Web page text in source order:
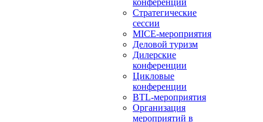
конференций
Стратегические
сессии
MICE-мероприятия
Деловой туризм
Дилерские
конференции
Цикловые
конференции
BTL-мероприятия
Организация
мероприятий в